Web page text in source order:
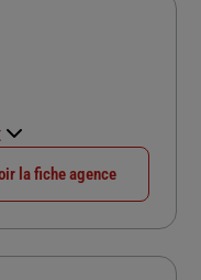
la fiche agence